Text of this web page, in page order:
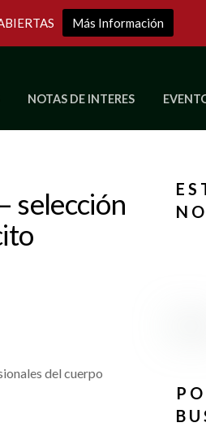
NOTAS DE INTERES
selección
del cuerpo
Más Información